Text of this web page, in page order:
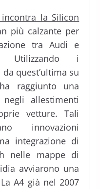
la Silicon
più calzante per
tra Audi e
Utilizzando i
quest’ultima su
raggiunto una
negli allestimenti
vetture. Tali
innovazioni
integrazione di
nelle mappe di
avviarono una
A4 già nel 2007